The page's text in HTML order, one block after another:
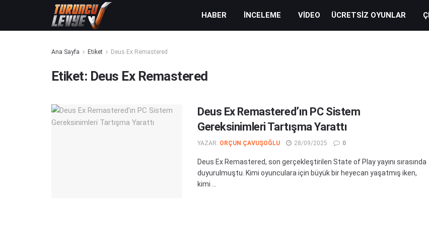
HABER İNCELEME VIDEO ÜCRETSIZ OYUNLAR
Ana Sayfa Etiket Deus Ex Remastered
Etiket: Deus Ex Remastered
Deus Ex Remastered’ın PC Sistem
Gereksinimleri Tartışma Yarattı
YAZAR: ORÇUN ÇAVUŞOĞLU 28/09/2025 0
Deus Ex Remastered, son gerçekleştirilen State of Play yayını sırasında
duyurulmuştu. Kimi oyunculara için büyük bir heyecan yaşatmış iken,
kimi ...